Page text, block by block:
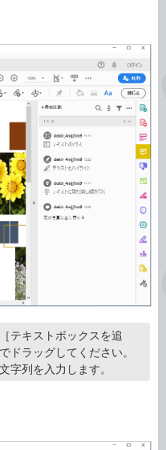
テキストボックスを追
ドラッグしてください。
字列を入力します。